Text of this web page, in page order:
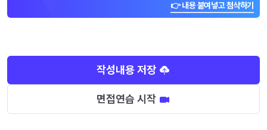
👉 내용 붙여넣고 첨삭하기
작성내용 저장
면접연습 시작